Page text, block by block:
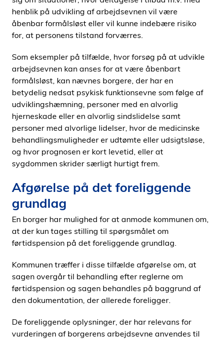
henblik på udvikling af arbejdsevnen vil være
åbenbar formålsløst eller vil kunne indebære risiko
for, at personens tilstand forværres.
Som eksempler på tilfælde, hvor forsøg på at udvikle
arbejdsevnen kan anses for at være åbenbart
formålsløst, kan nævnes borgere, der har en
betydelig nedsat psykisk funktionsevne som følge af
udviklingshæmning, personer med en alvorlig
hjerneskade eller en alvorlig sindslidelse samt
personer med alvorlige lidelser, hvor de medicinske
behandlingsmuligheder er udtømte eller udsigtsløse,
og hvor prognosen er kort levetid, eller at
sygdommen skrider særligt hurtigt frem.
Afgørelse på det foreliggende
grundlag
En borger har mulighed for at anmode kommunen om,
at der kun tages stilling til spørgsmålet om
førtidspension på det foreliggende grundlag.
Kommunen træffer i disse tilfælde afgørelse om, at
sagen overgår til behandling efter reglerne om
førtidspension og sagen behandles på baggrund af
den dokumentation, der allerede foreligger.
De foreliggende oplysninger, der har relevans for
vurderingen af borgerens arbejdsevne anvendes til